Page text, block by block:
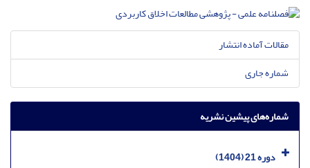
مقالات آماده انتشار
شماره جاری
شماره‌های پیشین نشریه
دوره 21 (1404)